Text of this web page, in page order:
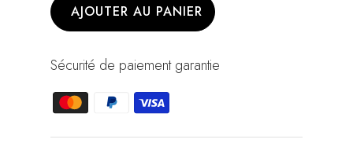
AJOUTER AU PANIER
Sécurité de paiement garantie